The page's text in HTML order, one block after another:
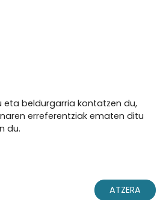
beldurgarria kontatzen du,
erreferentziak ematen ditu
du.
ATZERA